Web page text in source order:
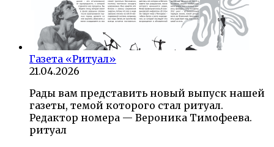
Газета «Ритуал»
21.04.2026
Рады вам представить новый выпуск нашей
газеты, темой которого стал ритуал.
Редактор номера — Вероника Тимофеева.
ритуал